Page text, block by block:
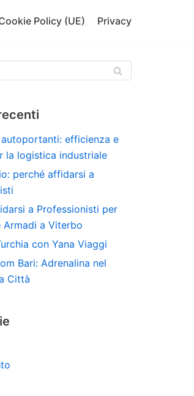
Policy (UE) Privacy
efficienza e
la logistica industriale
perché affidarsi a
a Professionisti per
Armadi a Viterbo
con Yana Viaggi
Bari: Adrenalina nel
Città